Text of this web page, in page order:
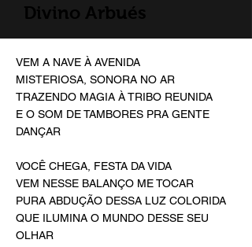
Divino Arbués
VEM A NAVE À AVENIDA
MISTERIOSA, SONORA NO AR
TRAZENDO MAGIA À TRIBO REUNIDA
E O SOM DE TAMBORES PRA GENTE
DANÇAR
VOCÊ CHEGA, FESTA DA VIDA
VEM NESSE BALANÇO ME TOCAR
PURA ABDUÇÃO DESSA LUZ COLORIDA
QUE ILUMINA O MUNDO DESSE SEU
OLHAR